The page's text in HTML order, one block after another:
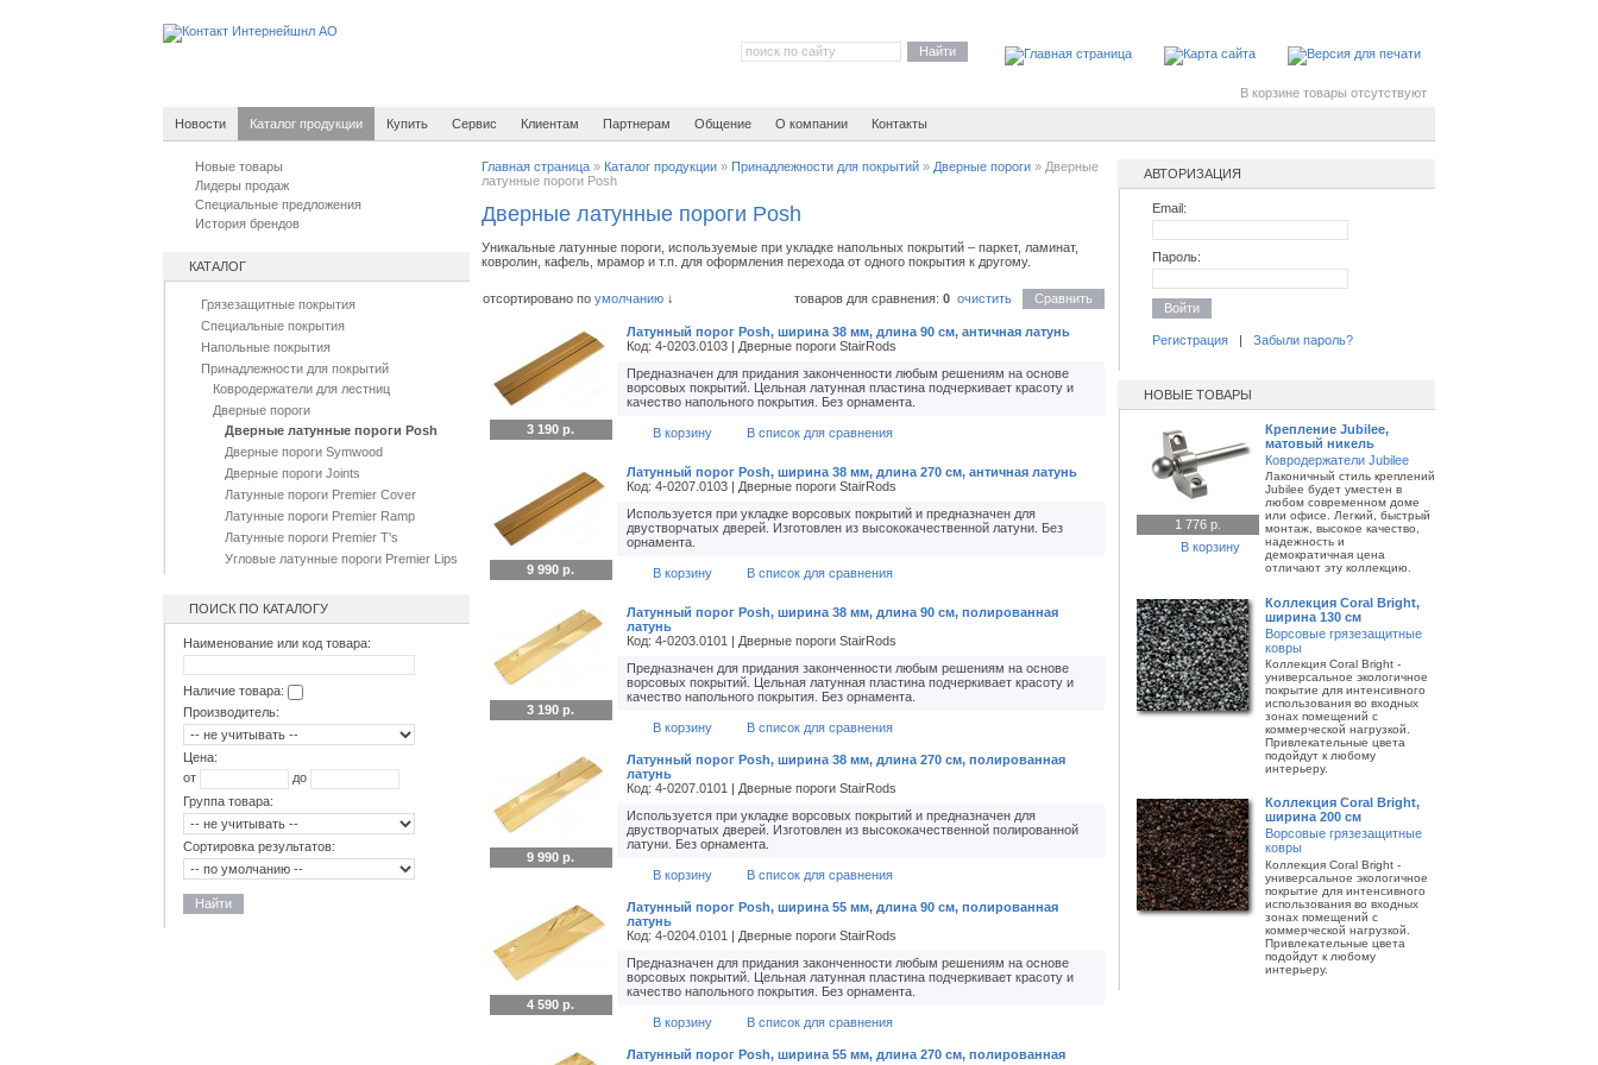
Найти
В корзине товары отсутствуют
Новости Каталог продукции Купить Сервис Клиентам Партнерам Общение О компании Контакты
Новые товары
Лидеры продаж
Специальные предложения
История брендов
КАТАЛОГ
Грязезащитные покрытия
Специальные покрытия
Напольные покрытия
Принадлежности для покрытий
Ковродержатели для лестниц
Дверные пороги
Дверные латунные пороги Posh
Дверные пороги Symwood
Дверные пороги Joints
Латунные пороги Premier Cover
Латунные пороги Premier Ramp
Латунные пороги Premier T's
Угловые латунные пороги Premier Lips
ПОИСК ПО КАТАЛОГУ
Наименование или код товара:
Наличие товара:
Производитель:
Цена:
от
до
Группа товара:
Сортировка результатов:
Найти
Главная страница» Каталог продукции» Принадлежности для покрытий» Дверные пороги» Дверные
латунные пороги Posh
Дверные латунные пороги Posh
Уникальные латунные пороги, используемые при укладке напольных покрытий – паркет, ламинат,
ковролин, кафель, мрамор и т.п. для оформления перехода от одного покрытия к другому.
отсортировано по умолчанию↓ товаров для сравнения: 0 очистить Сравнить
3 190 р.
Латунный порог Posh, ширина 38 мм, длина 90 см, античная латунь
Код: 4-0203.0103 | Дверные пороги StairRods
Предназначен для придания законченности любым решениям на основе
ворсовых покрытий. Цельная латунная пластина подчеркивает красоту и
качество напольного покрытия. Без орнамента.
В корзину В список для сравнения
9 990 р.
Латунный порог Posh, ширина 38 мм, длина 270 см, античная латунь
Код: 4-0207.0103 | Дверные пороги StairRods
Используется при укладке ворсовых покрытий и предназначен для
двустворчатых дверей. Изготовлен из высококачественной латуни. Без
орнамента.
В корзину В список для сравнения
3 190 р.
Латунный порог Posh, ширина 38 мм, длина 90 см, полированная
латунь
Код: 4-0203.0101 | Дверные пороги StairRods
Предназначен для придания законченности любым решениям на основе
ворсовых покрытий. Цельная латунная пластина подчеркивает красоту и
качество напольного покрытия. Без орнамента.
В корзину В список для сравнения
9 990 р.
Латунный порог Posh, ширина 38 мм, длина 270 см, полированная
латунь
Код: 4-0207.0101 | Дверные пороги StairRods
Используется при укладке ворсовых покрытий и предназначен для
двустворчатых дверей. Изготовлен из высококачественной полированной
латуни. Без орнамента.
В корзину В список для сравнения
4 590 р.
Латунный порог Posh, ширина 55 мм, длина 90 см, полированная
латунь
Код: 4-0204.0101 | Дверные пороги StairRods
Предназначен для придания законченности любым решениям на основе
ворсовых покрытий. Цельная латунная пластина подчеркивает красоту и
качество напольного покрытия. Без орнамента.
В корзину В список для сравнения
Латунный порог Posh, ширина 55 мм, длина 270 см, полированная
АВТОРИЗАЦИЯ
Email:
Пароль:
Войти
Регистрация| Забыли пароль?
НОВЫЕ ТОВАРЫ
1 776 р.
В корзину
Крепление Jubilee,
матовый никель
Ковродержатели Jubilee
Лаконичный стиль креплений
Jubilee будет уместен в
любом современном доме
или офисе. Легкий, быстрый
монтаж, высокое качество,
надежность и
демократичная цена
отличают эту коллекцию.
Коллекция Coral Bright,
ширина 130 см
Ворсовые грязезащитные
ковры
Коллекция Coral Bright -
универсальное экологичное
покрытие для интенсивного
использования во входных
зонах помещений с
коммерческой нагрузкой.
Привлекательные цвета
подойдут к любому
интерьеру.
Коллекция Coral Bright,
ширина 200 см
Ворсовые грязезащитные
ковры
Коллекция Coral Bright -
универсальное экологичное
покрытие для интенсивного
использования во входных
зонах помещений с
коммерческой нагрузкой.
Привлекательные цвета
подойдут к любому
интерьеру.